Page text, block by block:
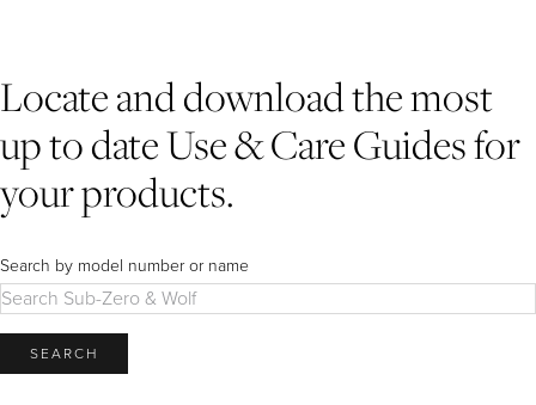
Recipes
My Account
Yachts
Partner Portal
Careers
Locate and download the most
up to date Use & Care Guides for
your products.
Search by model number or name
SEARCH